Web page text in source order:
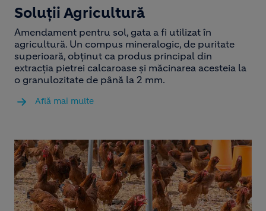
Soluții Agricultură
Amendament pentru sol, gata a fi utilizat în
agricultură. Un compus mineralogic, de puritate
superioară, obținut ca produs principal din
extracția pietrei calcaroase și măcinarea acesteia la
o granulozitate de până la 2 mm.
Află mai multe